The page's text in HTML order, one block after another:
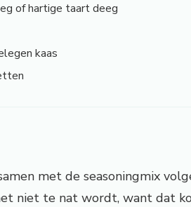
of hartige taart deeg
kaas
met de seasoningmix
niet te nat wordt, want dat